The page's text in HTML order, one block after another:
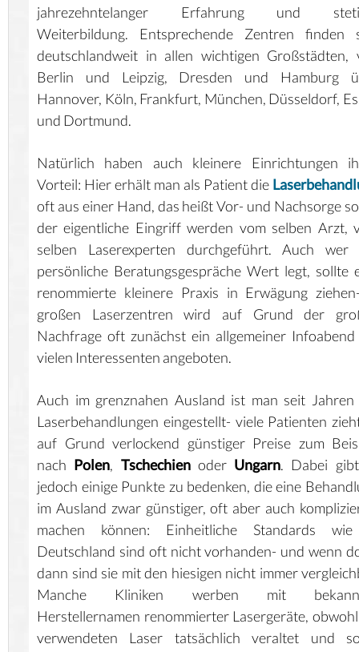
jahrezehntelanger Erfahrung und
Weiterbildung. Entsprechende Zentren finden
deutschlandweit in allen wichtigen Großstädten,
Berlin und Leipzig, Dresden und Hamburg
Hannover, Köln, Frankfurt, München, Düsseldorf,
und Dortmund.
Natürlich haben auch kleinere Einrichtungen
Vorteil: Hier erhält man als Patient die
oft aus einer Hand, das heißt Vor- und Nachsorge
der eigentliche Eingriff werden vom selben Arzt,
selben Laserexperten durchgeführt. Auch wer
persönliche Beratungsgespräche Wert legt, sollte
renommierte kleinere Praxis in Erwägung
großen Laserzentren wird auf Grund der
Nachfrage oft zunächst ein allgemeiner
vielen Interessenten angeboten.
Auch im grenznahen Ausland ist man seit Jahren
Laserbehandlungen eingestellt- viele Patienten
auf Grund verlockend günstiger Preise zum
nach Polen, Tschechienoder Ungarn. Dabei
jedoch einige Punkte zu bedenken, die eine
im Ausland zwar günstiger, oft aber auch
machen können: Einheitliche Standards
Deutschland sind oft nicht vorhanden- und wenn
dann sind sie mit den hiesigen nicht immer
Manche Kliniken werben mit
Herstellernamen renommierter Lasergeräte,
verwendeten Laser tatsächlich veraltet und